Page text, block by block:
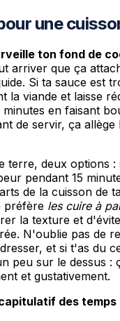
une
ton fond de
arriver que ça
Si ta sauce est
la viande et laisse
en faisant
de servir, ça allège
terre, deux options :
pendant 15
de la cuisson de
préfère les cuire à
la texture et
N'oublie pas de
et si t'as du
peu sur le dessus :
et gustativement.
des temps